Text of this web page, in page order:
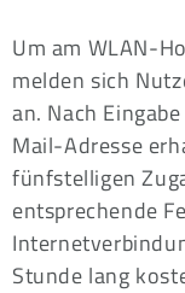
Um am WLAN-
melden sich
an. Nach
Mail-Adresse
fünfstelligen
entsprechende
Stunde lang